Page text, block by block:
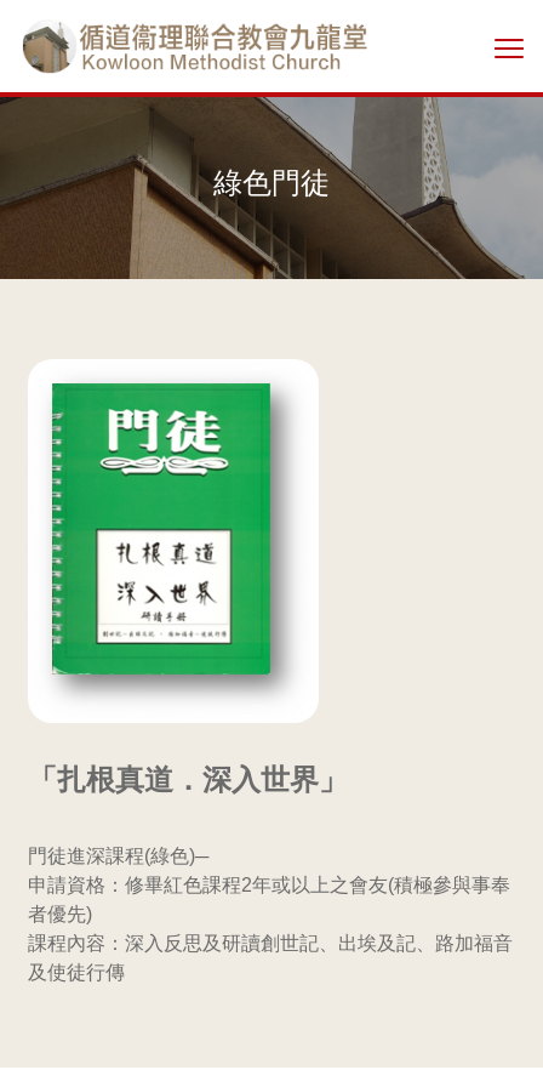
main
content
切
換
香
港
督
教
道
衞
理
聯
合
教
會
龍
堂
綠色門徒
「扎根真道．深入世界」
門徒進深課程(綠色)─
申請資格：修畢紅色課程2年或以上之會友(積極參與事奉
者優先)
課程內容：深入反思及研讀創世記、出埃及記、路加福音
及使徒行傳